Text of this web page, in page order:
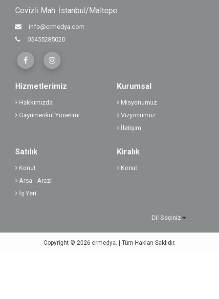
Cevizli Mah. İstanbul/Maltepe
info@crmedya.com
05455285020
Hizmetlerimiz
Hakkımızda
Gayrimenkul Yönetimi
Kurumsal
Misyonumuz
Vizyonumuz
İletişim
Satılık
Konut
Arsa - Arazi
İş Yeri
Kiralık
Konut
Dil Seçiniz
Copyright © 2026 crmedya. | Tüm Hakları Saklıdır.